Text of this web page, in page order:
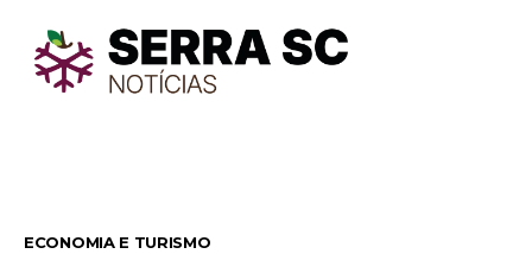
ECONOMIA E TURISMO